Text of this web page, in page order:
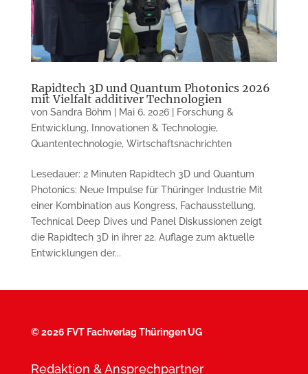
Rapidtech 3D und Quantum Photonics 2026
mit Vielfalt additiver Technologien
von Sandra Böhm Mai 6, 2026|
Forschung &
Entwicklung, Innovationen & Technologie,
Quantentechnologie, Wirtschaftsnachrichten
Lesedauer: 2 Minuten Rapidtech 3D und Quantum
Photonics: Neue Impulse für Thüringer Industrie Mit
einer Kombination aus Kongress, Fachausstellung,
Technical Deep Dives und Panel Diskussionen zeigt
die Rapidtech 3D in ihrer 22. Auflage zum aktuelle
Entwicklungen der...
©2026 FVT Fachverlag Thüringen UG
Redaktion & Ansprechpartner